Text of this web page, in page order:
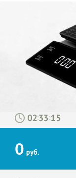
: :
0 руб.